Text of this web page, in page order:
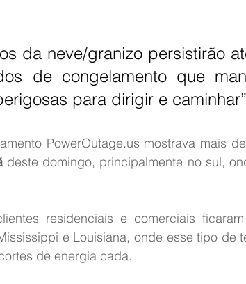
da neve/granizo persistirão
de congelamento que
para dirigir e
PowerOutage.us mostrava mais de
deste domingo, principalmente no sul,
residenciais e comerciais
e Louisiana, onde esse tipo de
de energia cada.